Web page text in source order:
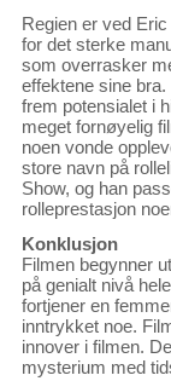
Regien er ved
for det sterke
som overrasker
effektene sine
frem potensialet i
meget fornøyelig
noen vonde
store navn på
Show, og han
rolleprestasjon
Konklusjon
Filmen begynner
på genialt nivå
fortjener en
inntrykket noe.
innover i filmen.
mysterium med